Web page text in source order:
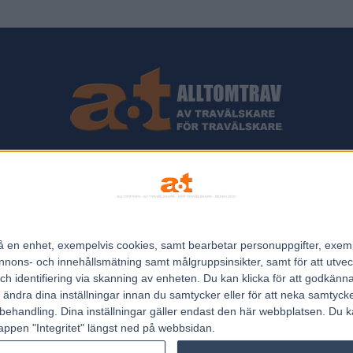
enhet, exempelvis cookies, samt bearbetar personuppgifter,
och innehållsmätning samt målgruppsinsikter, samt för att
identifiering via skanning av enheten. Du kan klicka för att
dina inställningar innan du samtycker eller för att neka
Dina inställningar gäller endast den här webbplatsen. Du
"Integritet" längst ned på webbsidan.
Allt Om Trav - För Travälskare - Av Travälskare - sedan 2005.
Kontakta oss:kontakt@regemedia.se